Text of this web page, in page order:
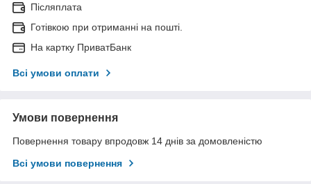
Післяплата
Готівкою при отриманні на пошті.
На картку ПриватБанк
Всі умови оплати
Умови повернення
Повернення товару впродовж 14 днів за домовленістю
Всі умови повернення